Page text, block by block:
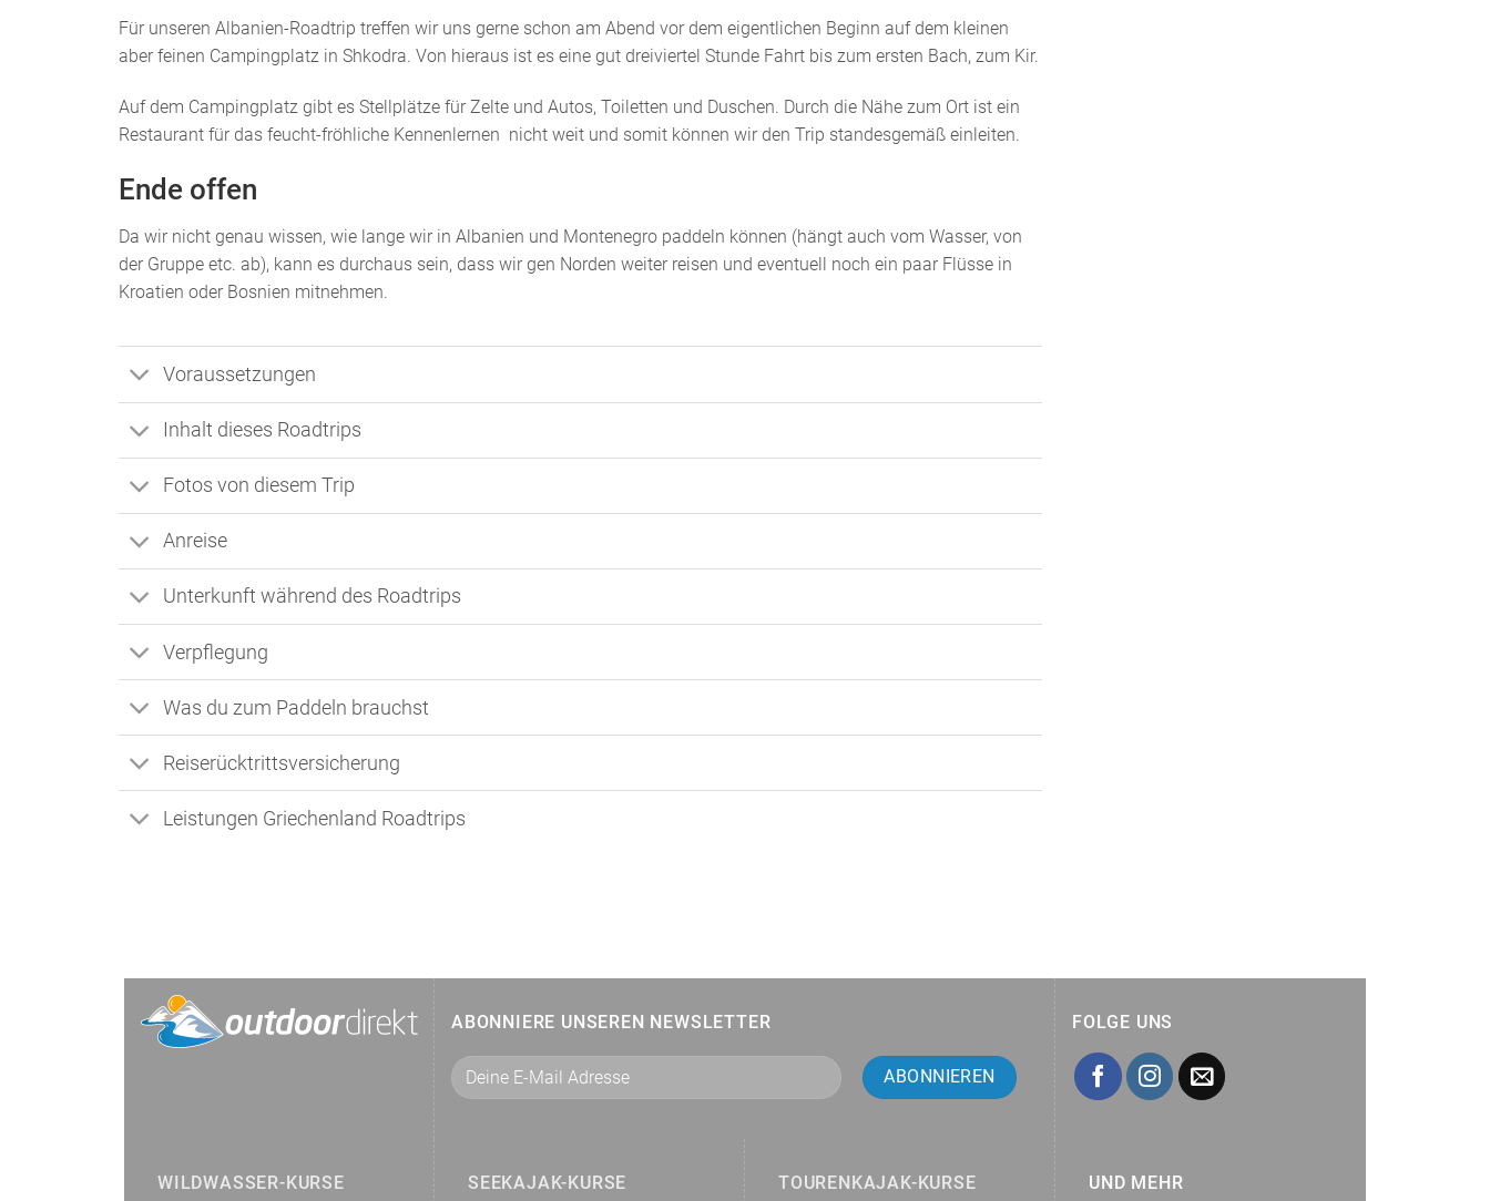
Für unseren Albanien-Roadtrip treffen wir uns gerne schon am Abend vor dem eigentlichen Beginn auf dem kleinen
aber feinen Campingplatz in Shkodra. Von hieraus ist es eine gut dreiviertel Stunde Fahrt bis zum ersten Bach, zum Kir.
Auf dem Campingplatz gibt es Stellplätze für Zelte und Autos, Toiletten und Duschen. Durch die Nähe zum Ort ist ein
Restaurant für das feucht-fröhliche Kennenlernen nicht weit und somit können wir den Trip standesgemäß einleiten.
Ende offen
Da wir nicht genau wissen, wie lange wir in Albanien und Montenegro paddeln können (hängt auch vom Wasser, von
der Gruppe etc. ab), kann es durchaus sein, dass wir gen Norden weiter reisen und eventuell noch ein paar Flüsse in
Kroatien oder Bosnien mitnehmen.
Voraussetzungen
Inhalt dieses Roadtrips
Fotos von diesem Trip
Anreise
Unterkunft während des Roadtrips
Verpflegung
Was du zum Paddeln brauchst
Reiserücktrittsversicherung
Leistungen Griechenland Roadtrips
ABONNIERE UNSEREN NEWSLETTER FOLGE UNS
WILDWASSER-KURSE SEEKAJAK-KURSE TOURENKAJAK-KURSE UND MEHR